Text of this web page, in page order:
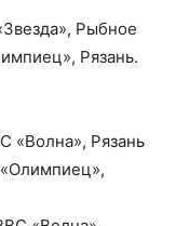
Рыбное
Рязань.
«Волна», Рязань